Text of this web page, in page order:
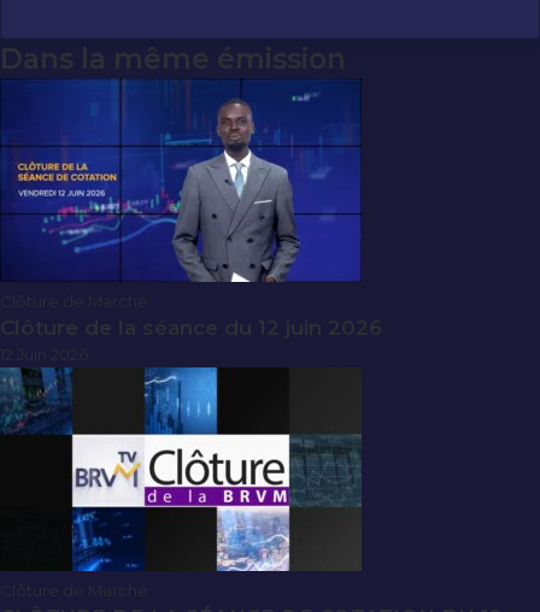
Dans la même émission
Clôture de la séance du 12 juin 2026